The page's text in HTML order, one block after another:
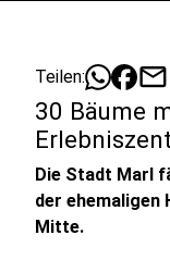
Teilen: mail
30 Bäume
Die Stadt Marl
der ehemaligen
Mitte.